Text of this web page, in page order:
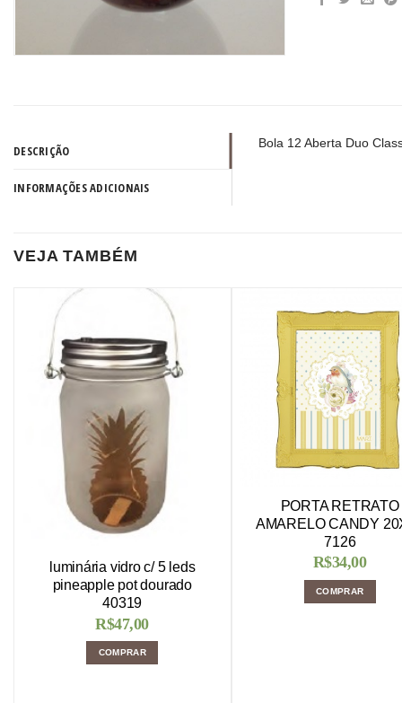
DESCRIÇÃO
INFORMAÇÕES ADICIONAIS
Bola 12 Aberta Duo
VEJA TAMBÉM
luminária vidro c/ 5 leds
pineapple pot dourado
40319
R$47,00
COMPRAR
PORTA RETRATO
AMARELO CANDY
7126
R$34,00
COMPRAR